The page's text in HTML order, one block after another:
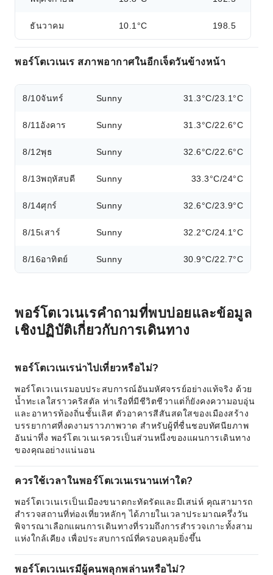
ธันวาคม 10.1°C 198.5
พอร์โตเวเนเร สภาพอากาศในอีกเจ็ดวันข้างหน้า
8/10จันทร์ Sunny 31.3°C/23.1°C
8/11 อังคาร Sunny 31.3°C/22.6°C
8/12พุธ Sunny 32.6°C/22.6°C
8/13พฤหัสบดี Sunny 33.3°C/24°C
8/14ศุกร์ Sunny 32.6°C/23.9°C
8/15เสาร์ Sunny 32.2°C/24.1°C
8/16อาทิตย์ Sunny 30.9°C/22.7°C
พอร์โตเวเนเรคำถามที่พบบ่อยและข้อมูล
เชิงปฏิบัติเกี่ยวกับการเดินทาง
พอร์โตเวเนเรน่าไปเที่ยวหรือไม่?
พอร์โตเวเนเรมอบประสบการณ์อันมหัศจรรย์อย่างแท้จริง ด้วย
น้ำทะเลใสราวคริสตัล ท่าเรือที่มีชีวิตชีวาแต่ก็ยังคงความอบอุ่น
และอาหารท้องถิ่นชั้นเลิศ ตัวอาคารสีสันสดใสของเมืองสร้าง
บรรยากาศที่งดงามราวภาพวาด สำหรับผู้ที่ชื่นชอบทัศนียภาพ
อันน่าทึ่ง พอร์โตเวเนเรควรเป็นส่วนหนึ่งของแผนการเดินทาง
ของคุณอย่างแน่นอน
ควรใช้เวลาในพอร์โตเวเนเรนานเท่าใด?
พอร์โตเวเนเรเป็นเมืองขนาดกะทัดรัดและมีเสน่ห์ คุณสามารถ
สำรวจสถานที่ท่องเที่ยวหลักๆ ได้ภายในเวลาประมาณครึ่งวัน
พิจารณาเลือกแผนการเดินทางที่รวมถึงการสำรวจเกาะทั้งสาม
แห่งใกล้เคียง เพื่อประสบการณ์ที่ครอบคลุมยิ่งขึ้น
พอร์โตเวเนเรมีผู้คนพลุกพล่านหรือไม่?